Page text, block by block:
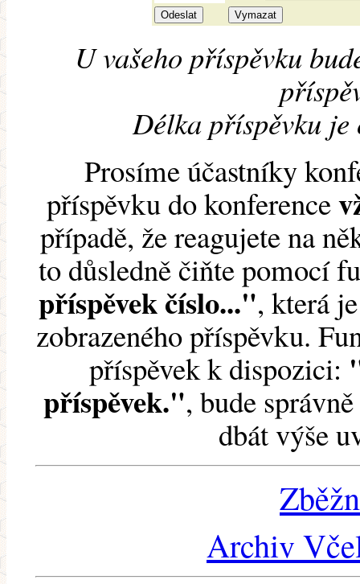
U vašeho příspěvku
Délka příspěvku je
Prosíme účastníky
příspěvku do konference
případě, že reagujete na
to důsledně čiňte pomocí
příspěvek číslo...", která
zobrazeného příspěvku.
příspěvek k dispozici:
příspěvek.", bude
dbát výše
Archiv